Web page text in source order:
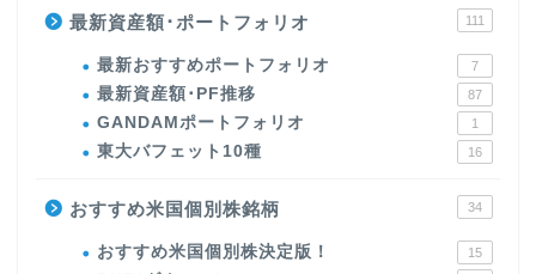
最新資産額･ポートフォリオ 111
最新おすすめポートフォリオ 7
最新資産額･PF推移 87
GANDAMポートフォリオ 1
東大バフェット10種 16
おすすめ米国個別株銘柄 34
おすすめ米国個別株決定版！ 15